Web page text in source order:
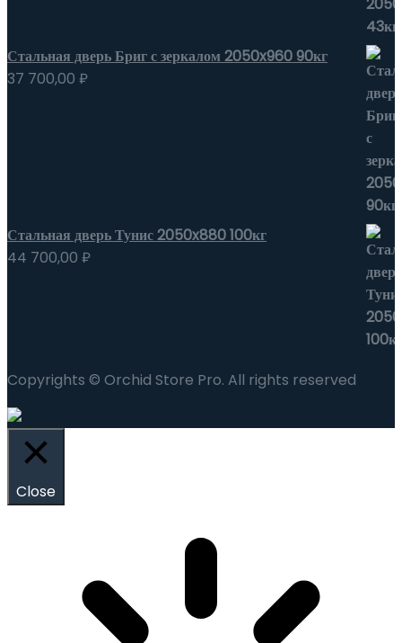
Стальная дверь Бриг с зеркалом 2050x960 90кг
37 700,00 ₽
Стальная дверь Тунис 2050x880 100кг
44 700,00 ₽
Copyrights © Orchid Store Pro. All rights reserved
Close